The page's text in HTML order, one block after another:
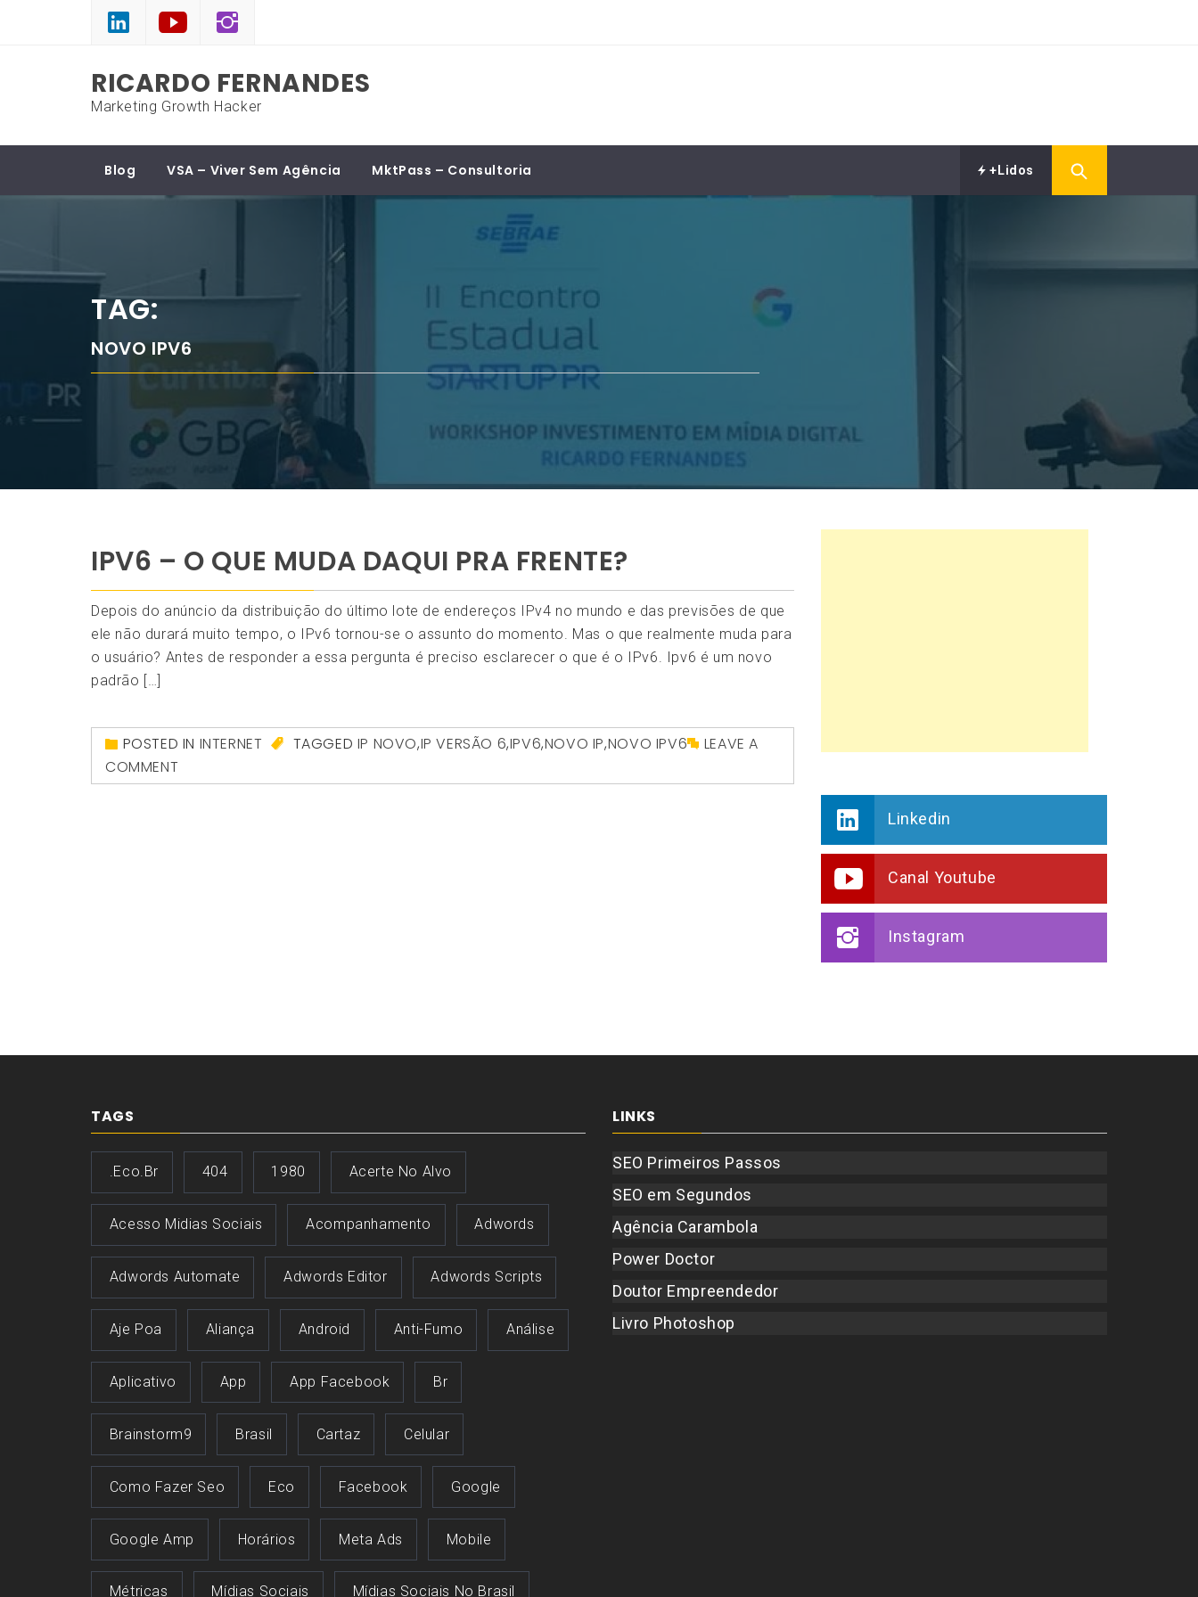
RICARDO FERNANDES
Marketing Growth Hacker
Blog VSA – Viver Sem Agência MktPass – Consultoria +Lidos
TAG:
NOVO IPV6
IPV6 – O QUE MUDA DAQUI PRA FRENTE?
Depois do anúncio da distribuição do último lote de endereços IPv4 no mundo e das previsões de que
ele não durará muito tempo, o IPv6 tornou-se o assunto do momento. Mas o que realmente muda para
o usuário? Antes de responder a essa pergunta é preciso esclarecer o que é o IPv6. Ipv6 é um novo
padrão […]
POSTED IN INTERNET TAGGED IP NOVO,IP VERSÃO 6,IPV6,NOVO IP,NOVO IPV6
LEAVE A
COMMENT
Linkedin
Canal Youtube
Instagram
TAGS
.eco.br 404 1980 Acerte No Alvo
Acesso Midias Sociais Acompanhamento Adwords
Adwords Automate Adwords Editor Adwords Scripts
Aje Poa Aliança Android Anti-Fumo Análise
Aplicativo App App Facebook Br
Brainstorm9 Brasil Cartaz Celular
Como Fazer Seo Eco Facebook Google
Google Amp Horários Meta Ads Mobile
Métricas Mídias Sociais Mídias Sociais No Brasil
LINKS
SEO Primeiros Passos
SEO em Segundos
Agência Carambola
Power Doctor
Doutor Empreendedor
Livro Photoshop